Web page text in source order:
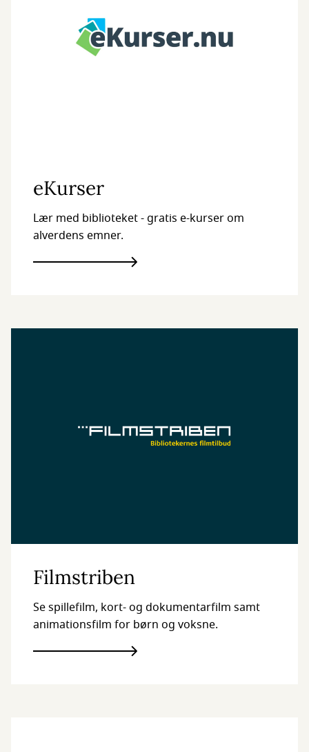
eKurser
Lær med biblioteket - gratis e-kurser om
alverdens emner.
Filmstriben
Se spillefilm, kort- og dokumentarfilm samt
animationsfilm for børn og voksne.